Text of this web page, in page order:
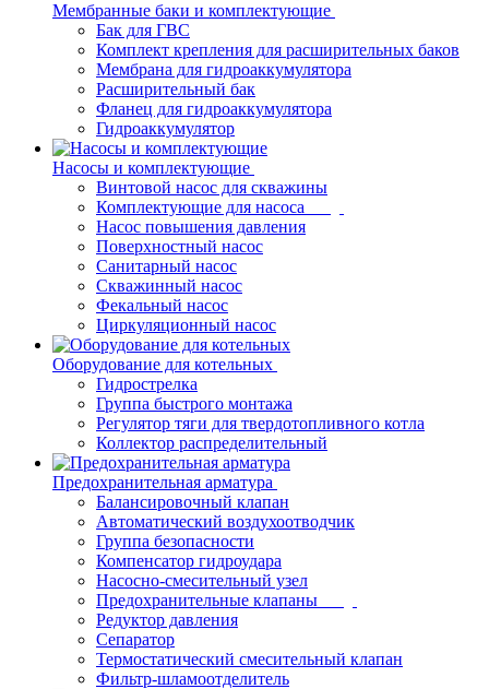
Мембранные баки и комплектующие
Бак для ГВС
Комплект крепления для расширительных баков
Мембрана для гидроаккумулятора
Расширительный бак
Фланец для гидроаккумулятора
Гидроаккумулятор
Насосы и комплектующие
Винтовой насос для скважины
Комплектующие для насоса
Насос повышения давления
Поверхностный насос
Санитарный насос
Скважинный насос
Фекальный насос
Циркуляционный насос
Оборудование для котельных
Гидрострелка
Группа быстрого монтажа
Регулятор тяги для твердотопливного котла
Коллектор распределительный
Предохранительная арматура
Балансировочный клапан
Автоматический воздухоотводчик
Группа безопасности
Компенсатор гидроудара
Насосно-смесительный узел
Предохранительные клапаны
Редуктор давления
Сепаратор
Термостатический смесительный клапан
Фильтр-шламоотделитель